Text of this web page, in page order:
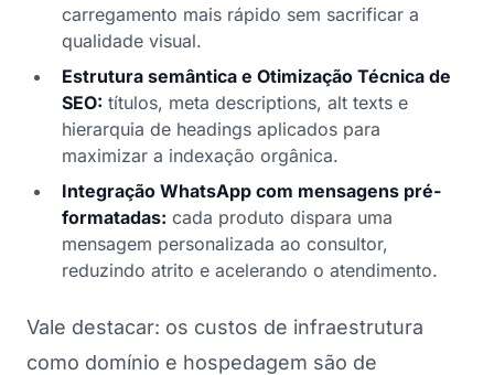
carregamento mais rápido sem sacrificar a
qualidade visual.
Estrutura semântica e Otimização Técnica de
SEO: títulos, meta descriptions, alt texts e
hierarquia de headings aplicados para
maximizar a indexação orgânica.
Integração WhatsApp com mensagens pré-
formatadas: cada produto dispara uma
mensagem personalizada ao consultor,
reduzindo atrito e acelerando o atendimento.
Vale destacar: os custos de infraestrutura
como domínio e hospedagem são de